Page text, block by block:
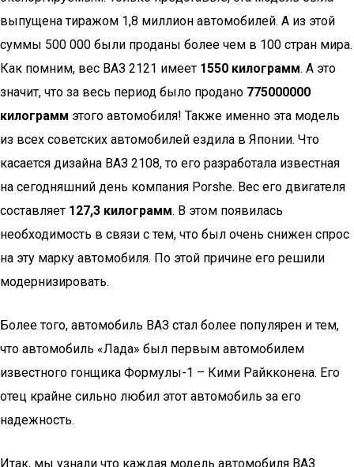
выпущена тиражом 1,8 миллион автомобилей. А из этой
суммы 500 000 были проданы более чем в 100 стран мира.
Как помним, вес ВАЗ 2121 имеет 1550 килограмм. А это
значит, что за весь период было продано 775000000
килограмм этого автомобиля! Также именно эта модель
из всех советских автомобилей ездила в Японии. Что
касается дизайна ВАЗ 2108, то его разработала известная
на сегодняшний день компания Porshe. Вес его двигателя
составляет 127,3 килограмм. В этом появилась
необходимость в связи с тем, что был очень снижен спрос
на эту марку автомобиля. По этой причине его решили
модернизировать.
Более того, автомобиль ВАЗ стал более популярен и тем,
что автомобиль «Лада» был первым автомобилем
известного гонщика Формулы-1 – Кими Райкконена. Его
отец крайне сильно любил этот автомобиль за его
надежность.
Итак, мы узнали что каждая модель автомобиля ВАЗ